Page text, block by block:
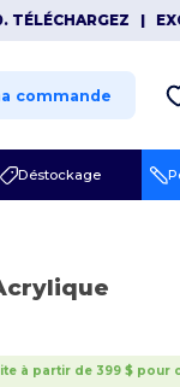
|EXCLU
commande
Déstockage
à partir de 399 $ pour